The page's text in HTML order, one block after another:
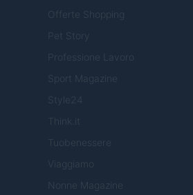
Offerte Shopping
Pet Story
Professione Lavoro
Sport Magazine
Style24
Think.it
Tuobenessere
Viaggiamo
Nonne Magazine